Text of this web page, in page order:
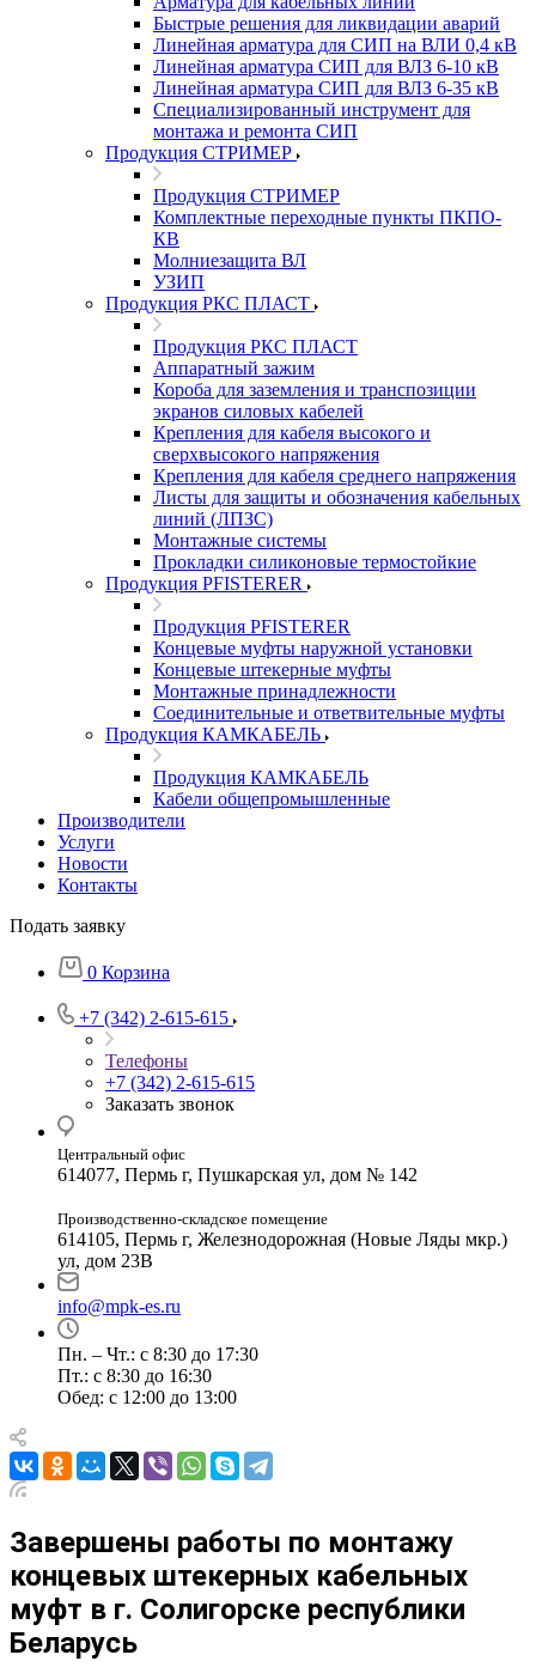
Быстрые решения для ликвидации аварий
Линейная арматура для СИП на ВЛИ 0,4 кВ
Линейная арматура СИП для ВЛЗ 6-10 кВ
Линейная арматура СИП для ВЛЗ 6-35 кВ
Специализированный инструмент для
монтажа и ремонта СИП
Продукция СТРИМЕР
Продукция СТРИМЕР
Комплектные переходные пункты ПКПО-
КВ
Молниезащита ВЛ
УЗИП
Продукция РКС ПЛАСТ
Продукция РКС ПЛАСТ
Аппаратный зажим
Короба для заземления и транспозиции
экранов силовых кабелей
Крепления для кабеля высокого и
сверхвысокого напряжения
Крепления для кабеля среднего напряжения
Листы для защиты и обозначения кабельных
линий (ЛПЗС)
Монтажные системы
Прокладки силиконовые термостойкие
Продукция PFISTERER
Продукция PFISTERER
Концевые муфты наружной установки
Концевые штекерные муфты
Монтажные принадлежности
Соединительные и ответвительные муфты
Продукция КАМКАБЕЛЬ
Продукция КАМКАБЕЛЬ
Кабели общепромышленные
Производители
Услуги
Новости
Контакты
Подать заявку
0 Корзина
+7 (342) 2-615-615
Телефоны
+7 (342) 2-615-615
Заказать звонок
Центральный офис
614077, Пермь г, Пушкарская ул, дом № 142
Производственно-складское помещение
614105, Пермь г, Железнодорожная (Новые Ляды мкр.)
ул, дом 23В
info@mpk-es.ru
Пн. – Чт.: с 8:30 до 17:30
Пт.: с 8:30 до 16:30
Обед: с 12:00 до 13:00
Завершены работы по монтажу
концевых штекерных кабельных
муфт в г. Солигорске республики
Беларусь